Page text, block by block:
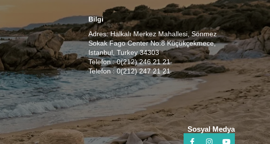
Bilgi
Adres: Halkalı Merkez Mahallesi, Sönmez
Sokak Fago Center No:8 Küçükçekmece,
Istanbul, Turkey 34303
Telefon : 0(212) 246 21 21
Telefon : 0(212) 247 21 21
Sosyal Medya